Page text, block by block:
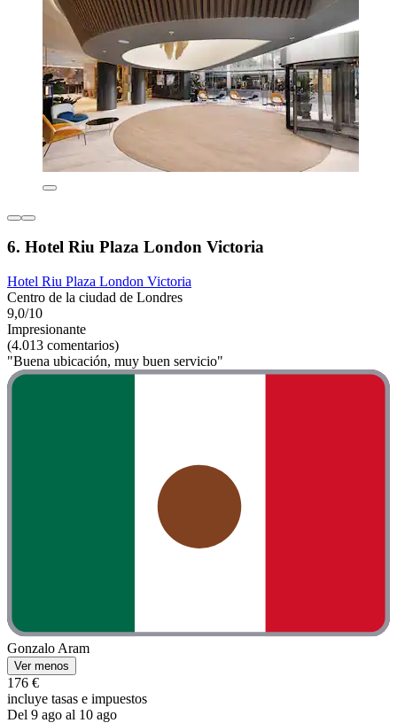
6. Hotel Riu Plaza London Victoria
Hotel Riu Plaza London Victoria
Centro de la ciudad de Londres
9,0/10
Impresionante
(4.013 comentarios)
"Buena ubicación, muy buen servicio"
Gonzalo Aram
Ver menos
176 €
incluye tasas e impuestos
Del 9 ago al 10 ago